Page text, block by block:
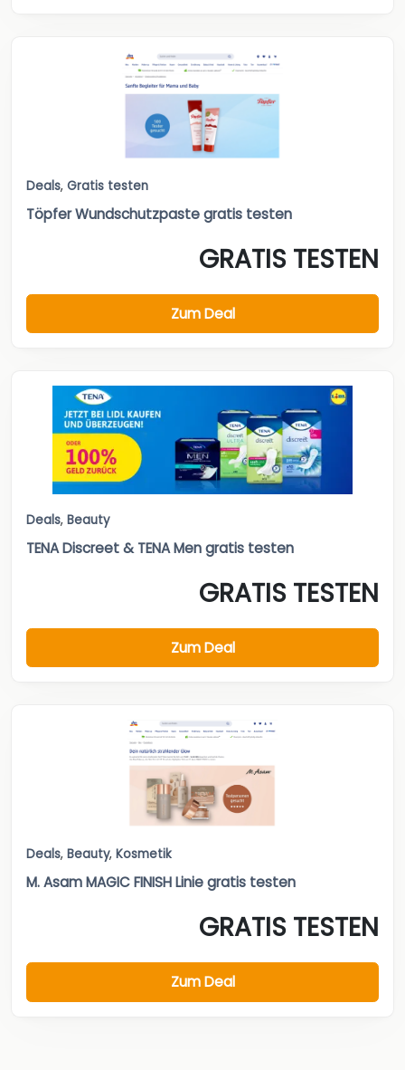
Deals, Gratis testen
Töpfer Wundschutzpaste gratis testen
GRATIS TESTEN
Zum Deal
Deals, Beauty
TENA Discreet & TENA Men gratis testen
GRATIS TESTEN
Zum Deal
Deals, Beauty, Kosmetik
M. Asam MAGIC FINISH Linie gratis testen
GRATIS TESTEN
Zum Deal